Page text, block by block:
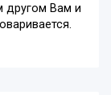
другом Вам и